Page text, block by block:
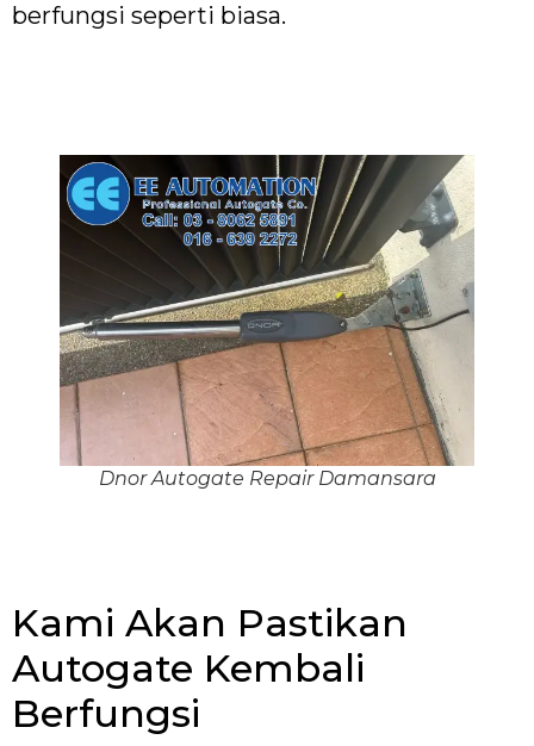
berfungsi seperti biasa.
Dnor Autogate Repair Damansara
Kami Akan Pastikan
Autogate Kembali
Berfungsi